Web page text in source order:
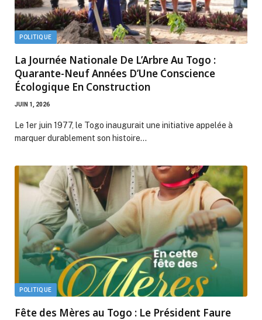
POLITIQUE
La Journée Nationale De L’Arbre Au Togo :
Quarante-Neuf Années D’Une Conscience
Écologique En Construction
JUIN 1, 2026
Le 1er juin 1977, le Togo inaugurait une initiative appelée à
marquer durablement son histoire…
POLITIQUE
Fête des Mères au Togo : Le Président Faure